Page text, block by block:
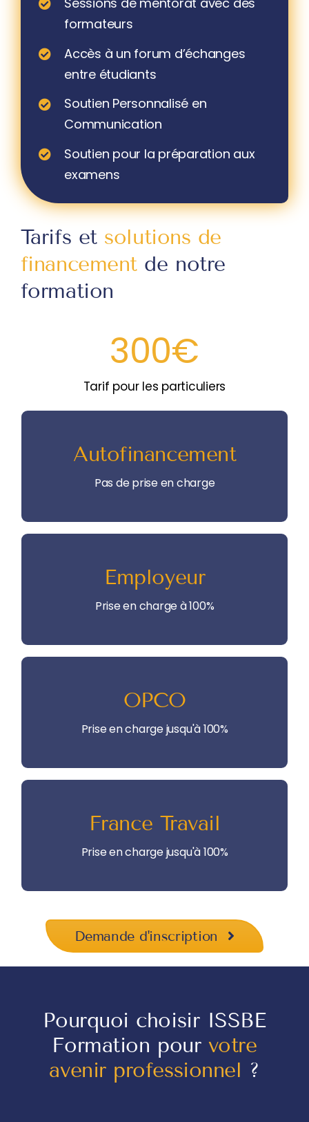
formateurs
Accès à un forum d’échanges
entre étudiants
Soutien Personnalisé en
Communication
Soutien pour la préparation aux
examens
Tarifs et solutions de
financementde notre
formation
300€
Tarif pour les particuliers
Autofinancement
Pas de prise en charge
Je finance moi-même ma formation en
totalité
Employeur
Prise en charge à 100%
Mon entreprise prend en charge la totalité
de ma formation
OPCO
Prise en charge jusqu'à 100%
Mon Opérateur de Compétences prend en
charge ma formation
France Travail
Prise en charge jusqu'à 100%
France Travail peut prendre en charge
jusqu’à 100% de votre formation
Demande d'inscription
Pourquoi choisir ISSBE
Formation pour votre
avenir professionnel ?